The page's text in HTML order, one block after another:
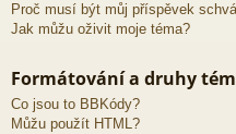
Proč musí být můj příspěvek
Jak můžu oživit moje téma?
Formátování a druhy
Co jsou to BBKódy?
Můžu použít HTML?